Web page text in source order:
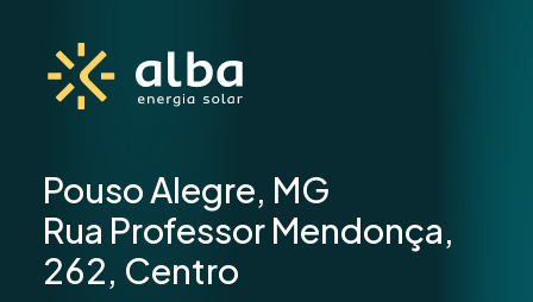
Pouso Alegre, MG
Rua Professor Mendonça,
262, Centro